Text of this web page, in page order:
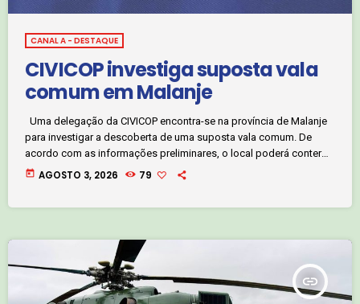
CANAL A - DESTAQUE
CIVICOP investiga suposta vala
comum em Malanje
Uma delegação da CIVICOP encontra-se na província de Malanje
para investigar a descoberta de uma suposta vala comum. De
acordo com as informações preliminares, o local poderá conter
os restos mortais de 41 pessoas, alegadamente vítimas do
today AGOSTO 3, 2026 79
insert_link